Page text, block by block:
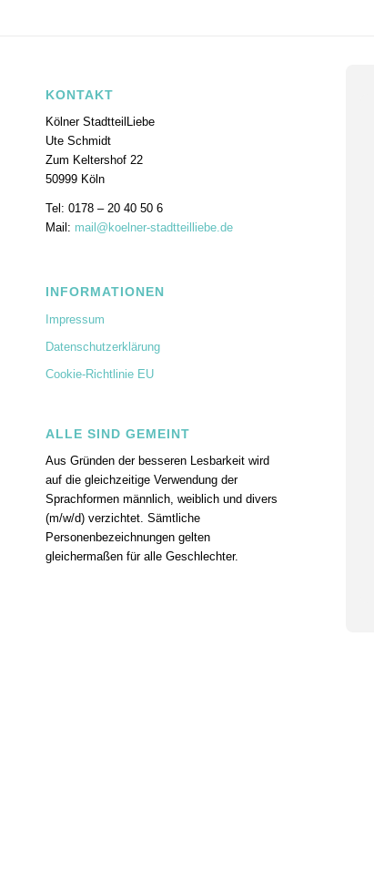
KONTAKT
Kölner StadtteilLiebe
Ute Schmidt
Zum Keltershof 22
50999 Köln
Tel: 0178 – 20 40 50 6
Mail: mail@koelner-stadtteilliebe.de
INFORMATIONEN
Impressum
Datenschutzerklärung
Cookie-Richtlinie EU
ALLE SIND GEMEINT
Aus Gründen der besseren Lesbarkeit wird
auf die gleichzeitige Verwendung der
Sprachformen männlich, weiblich und divers
(m/w/d) verzichtet. Sämtliche
Personenbezeichnungen gelten
gleichermaßen für alle Geschlechter.